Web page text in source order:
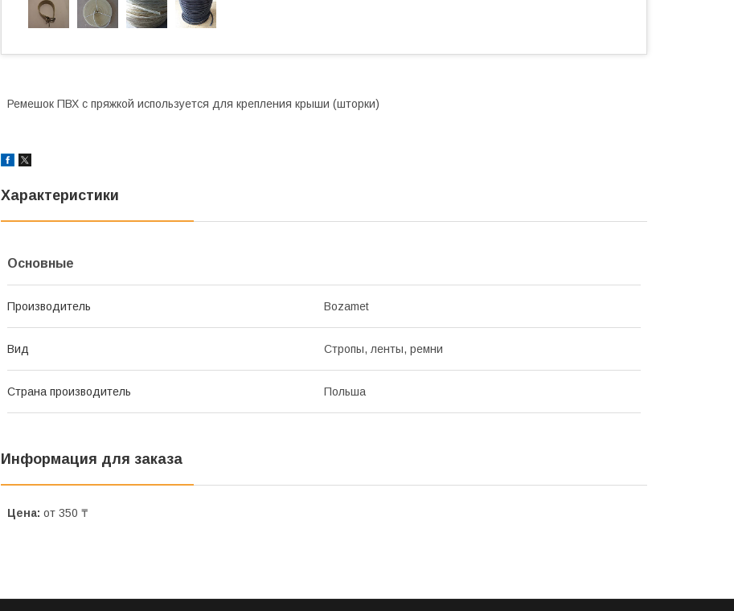
Ремешок ПВХ с пряжкой используется для крепления крыши (шторки)
Характеристики
Основные
Производитель Bozamet
Вид Стропы, ленты, ремни
Страна производитель Польша
Информация для заказа
Цена: от 350 ₸